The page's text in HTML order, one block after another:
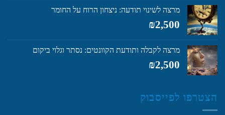
₪5,600.
₪4,250.
מרצה לשינוי תודעה: ניצחון הרוח על החומר
₪2,500
מרצה לקבלה ותודעת הקוונטים: נסתר וגלוי ביקום
₪2,500
הצטרפו לפייסבוק